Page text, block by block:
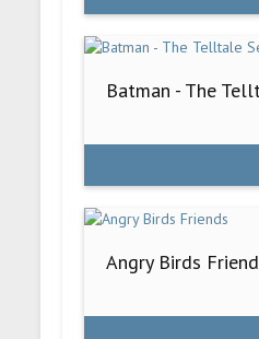
Batman - The
Angry Birds